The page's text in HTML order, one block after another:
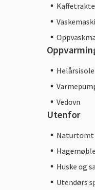
Vedovn
Utenfor
Naturtomt
Huske og
Utendørs